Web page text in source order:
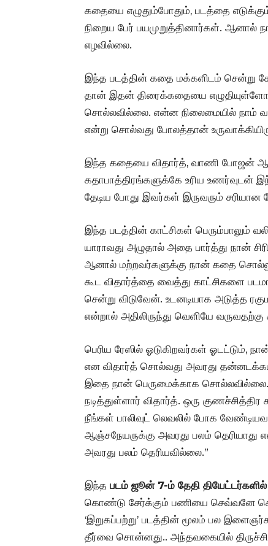
கதையை எழுதும்போதும், படத்தை
நிறைய பேர் பயமுறுத்தினார்கள். ஆனால்
எழவில்லை.
இந்த படத்தின் கதை மக்களிடம் சென்று
தான் இதன் திரைக்கதையை
சொல்லவில்லை. என்ன நிலைமையில் நாம்
என்று சொல்வது போலத்தான்
இந்த கதையை விதார்த், வாணி போஜன்
கதாபாத்திரங்களுக்கே உரிய உணர்வுடன்
தேடிய போது இவர்கள் இருவரும் சரியான
இந்த படத்தின் காட்சிகள் பெரும்பாலும்
யாராவது அழுதால் அதை பார்த்து நான்
ஆனால் மற்றவர்களுக்கு நான் கதை
கூட விதார்த்தை வைத்து காட்சிகளை
சென்று விடுவேன். உடனடியாக அடுத்த
என்றால் அதிலிருந்து வெளியே வருவதற்கு
பெரிய ரேஸில் ஓடுகிறவர்கள் ஓடட்டும்,
என விதார்த் சொல்வது அவரது
இதை நான் பெருமைக்காக சொல்லவில்லை.
நடித்துள்ளார் விதார்த். ஒரு
நீங்கள் பாலிவுட் லெவலில் போக
ஆஞ்சநேயருக்கு அவரது பலம்
அவரது பலம் தெரியவில்லை.”
இந்த படம் ஜூன் 7-ம் தேதி தியேட்டர்களில்
கொண்டு சேர்க்கும் பணியை செவ்வனே
‘இறுகப்பற்று’ படத்தின் மூலம் பல
தீர்வை சொன்னது.. அந்தவகையில்